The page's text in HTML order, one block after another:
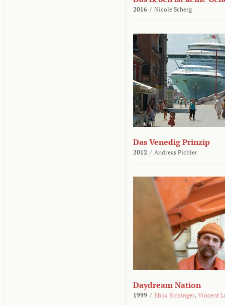
2016 / Nicole Scherg
Das Venedig Prinzip
2012 / Andreas Pichler
Daydream Nation
1999 / Ebba Sinzinger, Vincent